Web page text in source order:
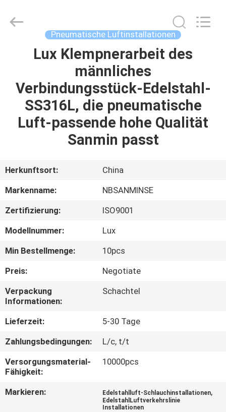
HAUS
PRODUKTE
ÜBER
FABRIK-
AUSFLUG
QUALITÄTSKONTROLLE
TRETEN
SIE
MIT
UNS
IN
VERBINDUNG
NACHRICHTEN
FORDERN
Export
Co.,Ltd..
Pneumatische Luftinstallationen
Lux Klempnerarbeit des
männliches
Verbindungsstück-Edelstahl-
SS316L, die pneumatische
Luft-passende hohe Qualität
Sanmin passt
Herkunftsort:
China
Markenname:
NBSANMINSE
Zertifizierung:
ISO9001
Modellnummer:
Lux
Min Bestellmenge:
10pcs
Preis:
Negotiate
Verpackung
Informationen:
Schachtel
Lieferzeit:
5-30 Tage
Zahlungsbedingungen:
L/c, t/t
Versorgungsmaterial-
Fähigkeit:
10000pcs
Markieren: Edelstahlluft-Schlauchinstallationen,
EdelstahlLuftverkehrslinie
Installationen